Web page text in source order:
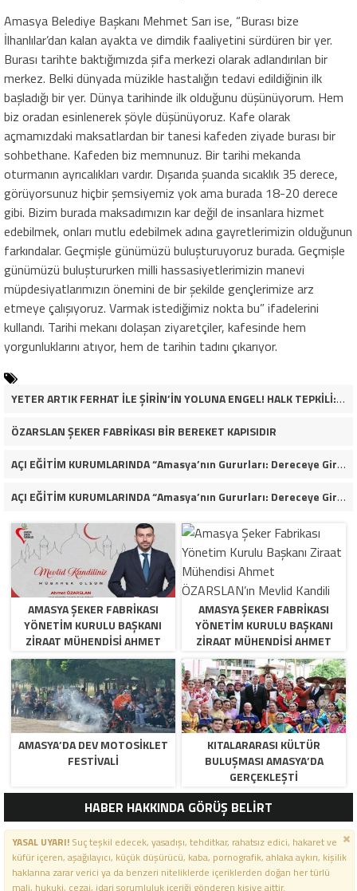
Amasya Belediye Başkanı Mehmet Sarı ise, “Burası bize
İlhanlılar’dan kalan ayakta ve dimdik faaliyetini sürdüren bir yer.
Burası tarihte baktığımızda şifa merkezi olarak adlandırılan bir
merkez. Belki dünyada müzikle hastalığın tedavi edildiğinin ilk
başladığı bir yer. Dünya tarihinde ilk olduğunu düşünüyorum. Hem
biz oradan esinlenerek şöyle düşünüyoruz. Kafe olarak
açmamızdaki maksatlardan bir tanesi kafeden ziyade burası bir
sohbethane. Kafeden biz memnunuz. Bir tarihi mekanda
oturmanın ayrıcalıkları vardır. Dışarıda şuanda sıcaklık 35 derece,
görüyorsunuz hiçbir şemsiyemiz yok ama burada 18-20 derece
gibi. Bizim burada maksadımızın kar değil de insanlara hizmet
edebilmek, onları mutlu edebilmek adına gayretlerimizin olduğunun
farkındalar. Geçmişle günümüzü buluşturuyoruz burada. Geçmişle
günümüzü buluştururken milli hassasiyetlerimizin manevi
müpdesiyatlarımızın önemini de bir şekilde gençlerimize arz
etmeye çalışıyoruz. Varmak istediğimiz nokta bu” ifadelerini
kullandı. Tarihi mekanı dolaşan ziyaretçiler, kafesinde hem
yorgunluklarını atıyor, hem de tarihin tadını çıkarıyor.
YETER ARTIK FERHAT İLE ŞİRİN’İN YOLUNA ENGEL! HALK TEPKİLİ: “YOLU KAPATMAK ÇÖZÜM DEĞİL, GÖREVİNİ YAP!”
ÖZARSLAN ŞEKER FABRİKASI BİR BEREKET KAPISIDIR
AÇI EĞİTİM KURUMLARINDA “Amasya’nın Gururları: Dereceye Giren Öğrenciler İçin Anlamlı Tören”
AÇI EĞİTİM KURUMLARINDA “Amasya’nın Gururları: Dereceye Giren Öğrenciler İçin Anlamlı Tören”
AMASYA ŞEKER FABRIKASI
YÖNETIM KURULU BAŞKANI
ZIRAAT MÜHENDISI AHMET
ÖZARSLAN’IN MEVLID KANDILI
MESAJI
AMASYA ŞEKER FABRIKASI
YÖNETIM KURULU BAŞKANI
ZIRAAT MÜHENDISI AHMET
ÖZARSLAN’IN MEVLID KANDILI
MESAJI
AMASYA’DA DEV MOTOSIKLET
FESTIVALI
KITALARARASI KÜLTÜR
BULUŞMASI AMASYA’DA
GERÇEKLEŞTI
HABER HAKKINDA GÖRÜŞ BELİRT
YASAL UYARI!Suç teşkil edecek, yasadışı, tehditkar, rahatsız edici, hakaret ve
küfür içeren, aşağılayıcı, küçük düşürücü, kaba, pornografik, ahlaka aykırı, kişilik
haklarına zarar verici ya da benzeri niteliklerde içeriklerden doğan her türlü
mali, hukuki, cezai, idari sorumluluk içeriği gönderen kişiye aittir.